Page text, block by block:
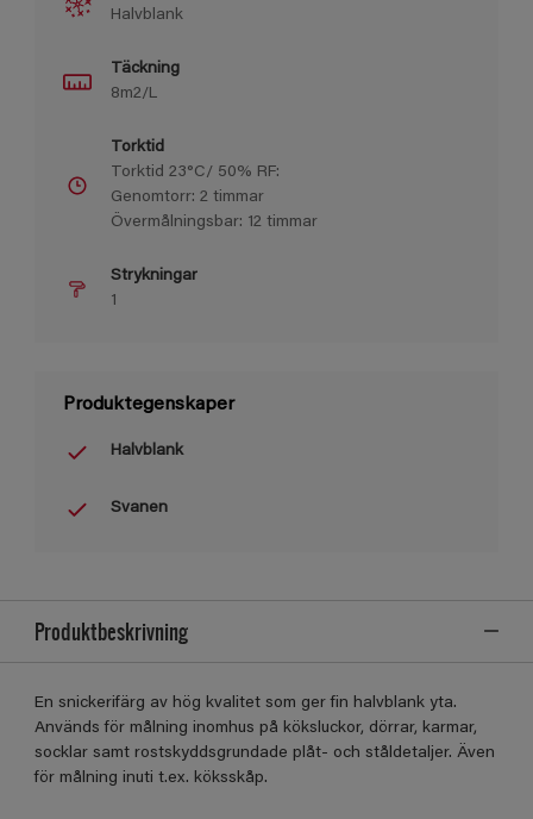
Halvblank
Täckning
8m2/L
Torktid
Torktid 23°C/ 50% RF:
Genomtorr: 2 timmar
Övermålningsbar: 12 timmar
Strykningar
1
Produktegenskaper
Halvblank
Svanen
Produktbeskrivning
En snickerifärg av hög kvalitet som ger fin halvblank yta.
Används för målning inomhus på köksluckor, dörrar, karmar,
socklar samt rostskyddsgrundade plåt- och ståldetaljer. Även
för målning inuti t.ex. köksskåp.